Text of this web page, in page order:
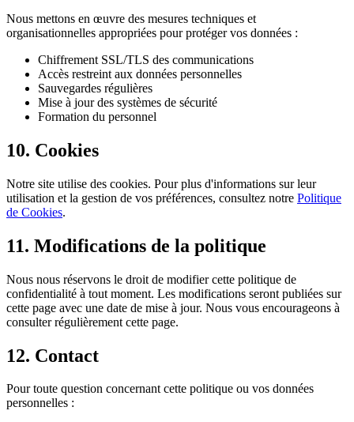
Nous mettons en œuvre des mesures techniques et
organisationnelles appropriées pour protéger vos données :
Chiffrement SSL/TLS des communications
Accès restreint aux données personnelles
Sauvegardes régulières
Mise à jour des systèmes de sécurité
Formation du personnel
10. Cookies
Notre site utilise des cookies. Pour plus d'informations sur leur
utilisation et la gestion de vos préférences, consultez notre Politique
de Cookies.
11. Modifications de la politique
Nous nous réservons le droit de modifier cette politique de
confidentialité à tout moment. Les modifications seront publiées sur
cette page avec une date de mise à jour. Nous vous encourageons à
consulter régulièrement cette page.
12. Contact
Pour toute question concernant cette politique ou vos données
personnelles :